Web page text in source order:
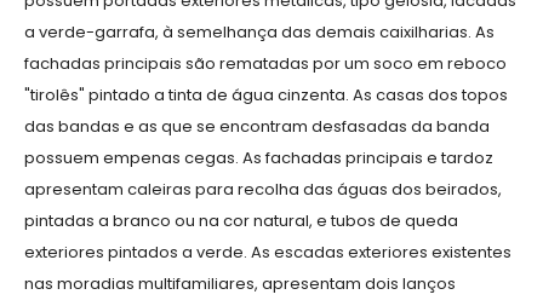
a verde-garrafa, à semelhança das demais caixilharias. As
fachadas principais são rematadas por um soco em reboco
"tirolês" pintado a tinta de água cinzenta. As casas dos topos
das bandas e as que se encontram desfasadas da banda
possuem empenas cegas. As fachadas principais e tardoz
apresentam caleiras para recolha das águas dos beirados,
pintadas a branco ou na cor natural, e tubos de queda
exteriores pintados a verde. As escadas exteriores existentes
nas moradias multifamiliares, apresentam dois lanços